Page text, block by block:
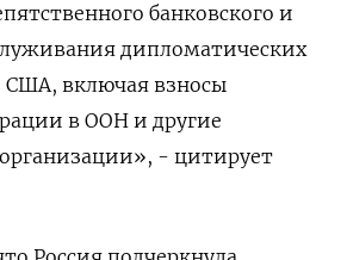
банковского и
дипломатических
США, включая взносы
в ООН и другие
- цитирует